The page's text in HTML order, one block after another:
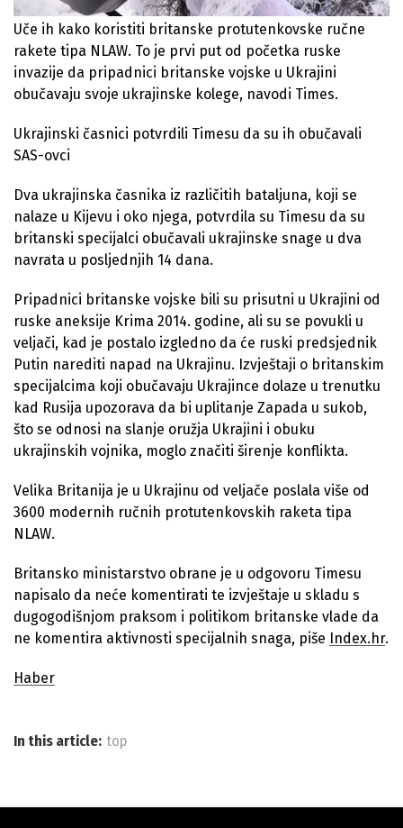
Uče ih kako koristiti britanske protutenkovske ručne
rakete tipa NLAW. To je prvi put od početka ruske
invazije da pripadnici britanske vojske u Ukrajini
obučavaju svoje ukrajinske kolege, navodi Times.
Ukrajinski časnici potvrdili Timesu da su ih obučavali
SAS-ovci
Dva ukrajinska časnika iz različitih bataljuna, koji se
nalaze u Kijevu i oko njega, potvrdila su Timesu da su
britanski specijalci obučavali ukrajinske snage u dva
navrata u posljednjih 14 dana.
Pripadnici britanske vojske bili su prisutni u Ukrajini od
ruske aneksije Krima 2014. godine, ali su se povukli u
veljači, kad je postalo izgledno da će ruski predsjednik
Putin narediti napad na Ukrajinu. Izvještaji o britanskim
specijalcima koji obučavaju Ukrajince dolaze u trenutku
kad Rusija upozorava da bi uplitanje Zapada u sukob,
što se odnosi na slanje oružja Ukrajini i obuku
ukrajinskih vojnika, moglo značiti širenje konflikta.
Velika Britanija je u Ukrajinu od veljače poslala više od
3600 modernih ručnih protutenkovskih raketa tipa
NLAW.
Britansko ministarstvo obrane je u odgovoru Timesu
napisalo da neće komentirati te izvještaje u skladu s
dugogodišnjom praksom i politikom britanske vlade da
ne komentira aktivnosti specijalnih snaga, piše Index.hr.
Haber
In this article: top